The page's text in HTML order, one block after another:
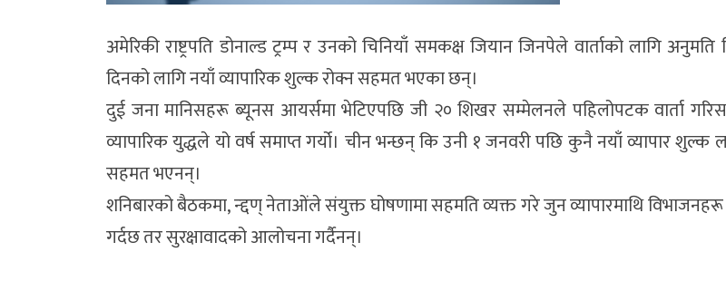
अमेरिकी राष्ट्रपति डोनाल्ड ट्रम्प र उनको चिनियाँ समकक्ष जियान जिनपेले वार्ताको लागि अनुमति
दिनको लागि नयाँ व्यापारिक शुल्क रोक्न सहमत भएका छन्।
दुई जना मानिसहरू ब्यूनस आयर्समा भेटिएपछि जी २० शिखर सम्मेलनले पहिलोपटक वार्ता
व्यापारिक युद्धले यो वर्ष समाप्त गर्यो। चीन भन्छन् कि उनी १ जनवरी पछि कुनै नयाँ व्यापार शुल्क
सहमत भएनन्।
शनिबारको बैठकमा, न्द्दण् नेताओंले संयुक्त घोषणामा सहमति व्यक्त गरे जुन व्यापारमाथि
गर्दछ तर सुरक्षावादको आलोचना गर्दैनन्।